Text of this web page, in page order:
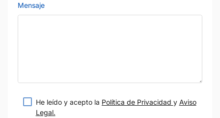
Mensaje
He leído y acepto la Política de Privacidad y Aviso
Legal.